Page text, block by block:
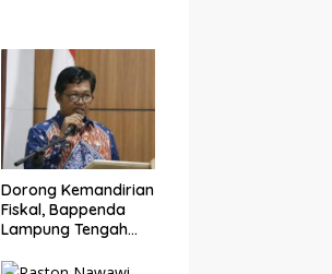
Dorong Kemandirian
Fiskal, Bappenda
Lampung Tengah
PAK-SI 2025